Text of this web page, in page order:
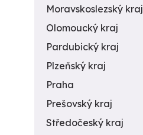
Moravskoslezský kraj
Olomoucký kraj
Pardubický kraj
Plzeňský kraj
Praha
Prešovský kraj
Středočeský kraj